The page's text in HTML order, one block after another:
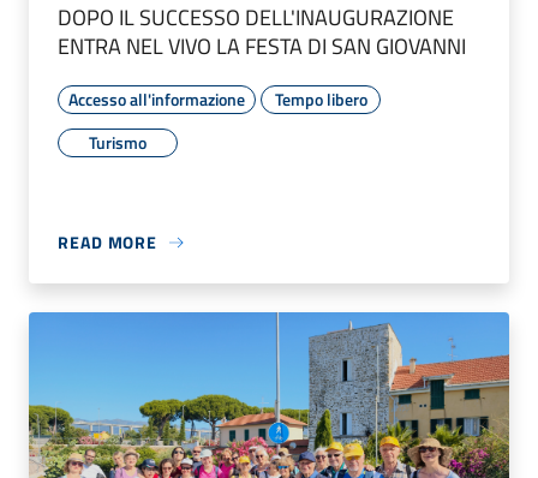
DOPO IL SUCCESSO DELL'INAUGURAZIONE
ENTRA NEL VIVO LA FESTA DI SAN GIOVANNI
Accesso all'informazione
Tempo libero
Turismo
READ MORE